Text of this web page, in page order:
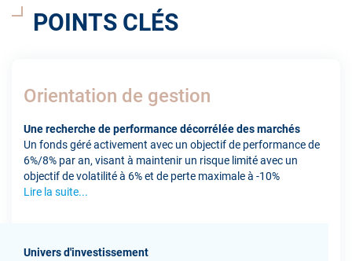
POINTS CLÉS
Orientation de gestion
Une recherche de performance décorrélée des marchés
Un fonds géré activement avec un objectif de performance de
6%/8% par an, visant à maintenir un risque limité avec un
objectif de volatilité à 6% et de perte maximale à -10%
Lire la suite...
Univers d'investissement